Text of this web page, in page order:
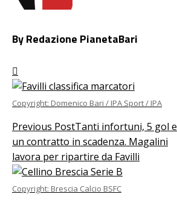
By Redazione PianetaBari
Copyright: Domenico Bari / IPA Sport / IPA
Previous PostTanti infortuni, 5 gol e
un contratto in scadenza. Magalini
lavora per ripartire da Favilli
Copyright: Brescia Calcio BSFC